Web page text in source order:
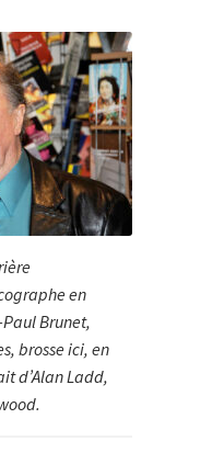
en
Brunet,
brosse ici, en
d’Alan Ladd,